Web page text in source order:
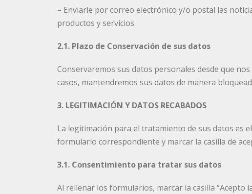
– Enviarle por correo electrónico y/o postal las
productos y servicios.
2.1. Plazo de Conservación de sus datos
Conservaremos sus datos personales desde que
casos, mantendremos sus datos de manera
3. LEGITIMACIÓN Y DATOS RECABADOS
La legitimación para el tratamiento de sus datos es
formulario correspondiente y marcar la casilla de
3.1. Consentimiento para tratar sus datos
Al rellenar los formularios, marcar la casilla “Acepto